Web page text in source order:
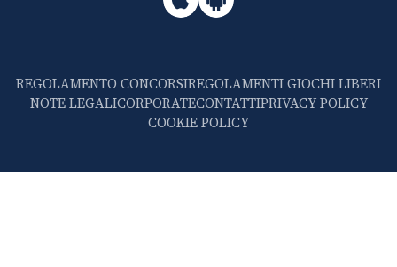
REGOLAMENTO CONCORSIREGOLAMENTI GIOCHI LIBERI
NOTE LEGALICORPORATECONTATTIPRIVACY POLICY
COOKIE POLICY